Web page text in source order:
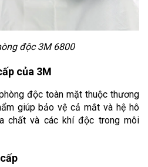
độc 3M 6800
của 3M
độc toàn mặt thuộc thương
giúp bảo vệ cả mắt và hệ hô
chất và các khí độc trong môi